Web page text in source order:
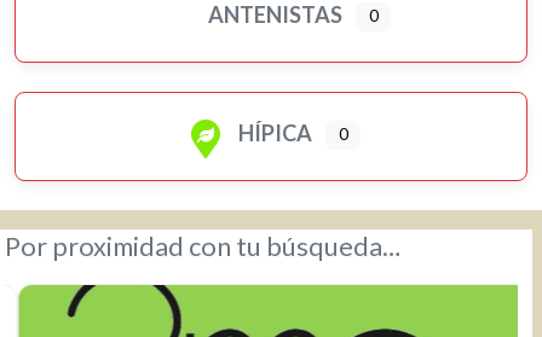
ANTENISTAS 0
HÍPICA 0
Por proximidad con tu búsqueda…